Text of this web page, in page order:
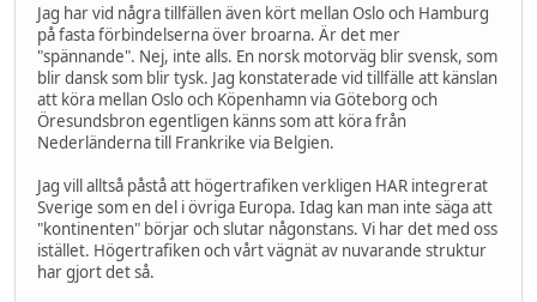
Jag har vid några tillfällen även kört mellan Oslo och Hamburg
på fasta förbindelserna över broarna. Är det mer
"spännande". Nej, inte alls. En norsk motorväg blir svensk, som
blir dansk som blir tysk. Jag konstaterade vid tillfälle att känslan
att köra mellan Oslo och Köpenhamn via Göteborg och
Öresundsbron egentligen känns som att köra från
Nederländerna till Frankrike via Belgien.
Jag vill alltså påstå att högertrafiken verkligen HAR integrerat
Sverige som en del i övriga Europa. Idag kan man inte säga att
"kontinenten" börjar och slutar någonstans. Vi har det med oss
istället. Högertrafiken och vårt vägnät av nuvarande struktur
har gjort det så.